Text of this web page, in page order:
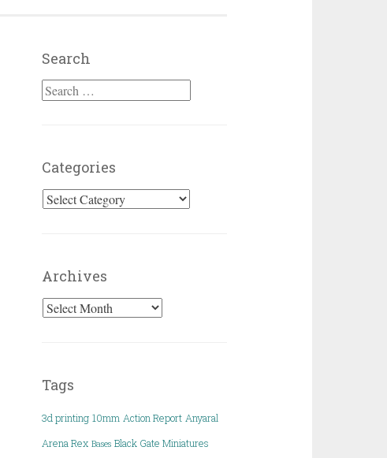
Search
Search for:
Categories
Categories
Archives
Archives
Tags
3d printing 10mm Action Report Anyaral
Arena Rex Bases Black Gate Miniatures